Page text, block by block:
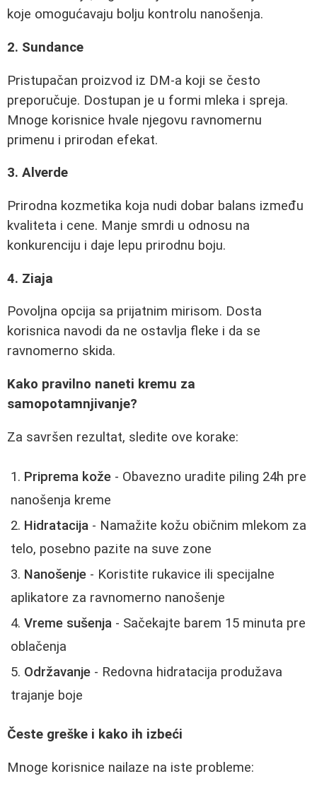
koje omogućavaju bolju kontrolu nanošenja.
2. Sundance
Pristupačan proizvod iz DM-a koji se često
preporučuje. Dostupan je u formi mleka i spreja.
Mnoge korisnice hvale njegovu ravnomernu
primenu i prirodan efekat.
3. Alverde
Prirodna kozmetika koja nudi dobar balans između
kvaliteta i cene. Manje smrdi u odnosu na
konkurenciju i daje lepu prirodnu boju.
4. Ziaja
Povoljna opcija sa prijatnim mirisom. Dosta
korisnica navodi da ne ostavlja fleke i da se
ravnomerno skida.
Kako pravilno naneti kremu za
samopotamnjivanje?
Za savršen rezultat, sledite ove korake:
Priprema kože - Obavezno uradite piling 24h pre
nanošenja kreme
Hidratacija - Namažite kožu običnim mlekom za
telo, posebno pazite na suve zone
Nanošenje - Koristite rukavice ili specijalne
aplikatore za ravnomerno nanošenje
Vreme sušenja - Sačekajte barem 15 minuta pre
oblačenja
Održavanje - Redovna hidratacija produžava
trajanje boje
Česte greške i kako ih izbeći
Mnoge korisnice nailaze na iste probleme: